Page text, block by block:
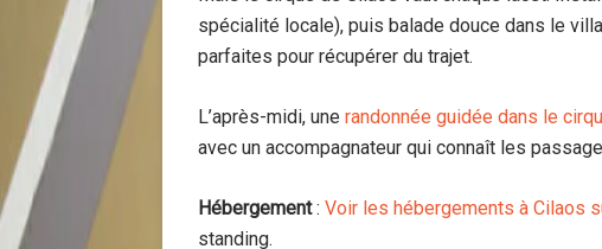
spécialité locale), puis balade douce dans le
parfaites pour récupérer du trajet.
L’après-midi, une randonnée guidée dans le
avec un accompagnateur qui connaît les
Hébergement: Voir les hébergements à Cilaos
standing.